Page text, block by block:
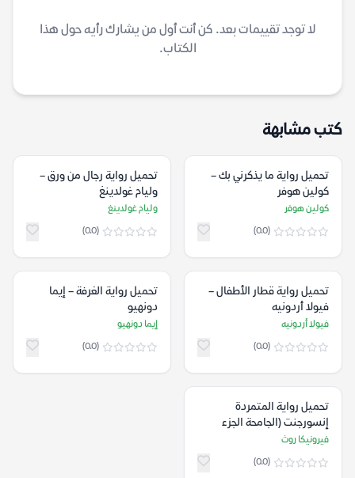
لا توجد تقييمات بعد. كن أنت أول من يشارك رأيه حول هذا
الكتاب.
كتب مشابهة
تحميل رواية ما يذكرني بك –
كولين هوفر
كولين هوفر
(0.0)
تحميل رواية رجال من ورق –
وليام غولدينغ
وليام غولدينغ
(0.0)
تحميل رواية قطار الأطفال –
فيولا أردونيه
فيولا أردونيه
(0.0)
تحميل رواية الغرفة – إيما
دونهيو
إيما دونهيو
(0.0)
تحميل رواية المتمردة
إنسورجنت (الجامحة الجزء
الثاني) – فيرونيكا روث
فيرونيكا روث
(0.0)